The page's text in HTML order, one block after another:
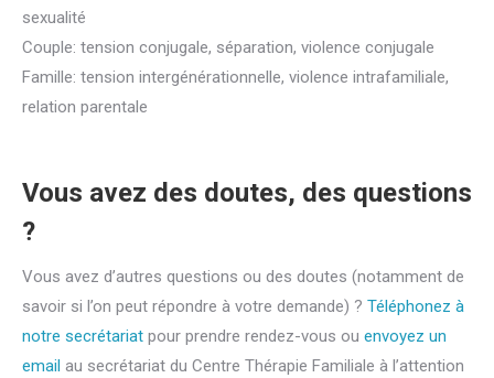
sexualité
Couple: tension conjugale, séparation, violence conjugale
Famille: tension intergénérationnelle, violence intrafamiliale,
relation parentale
Vous avez des doutes, des questions
?
Vous avez d’autres questions ou des doutes (notamment de
savoir si l’on peut répondre à votre demande) ? Téléphonez à
notre secrétariat pour prendre rendez-vous ou envoyez un
email au secrétariat du Centre Thérapie Familiale à l’attention